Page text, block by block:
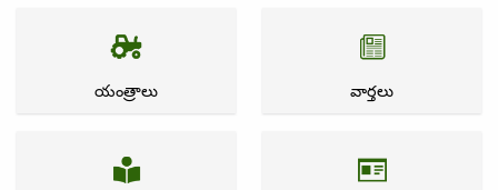
యంత్రాలు వార్తలు